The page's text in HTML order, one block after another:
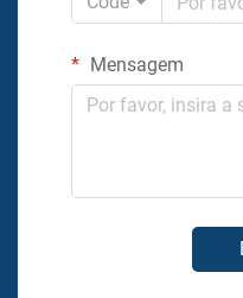
Mensagem